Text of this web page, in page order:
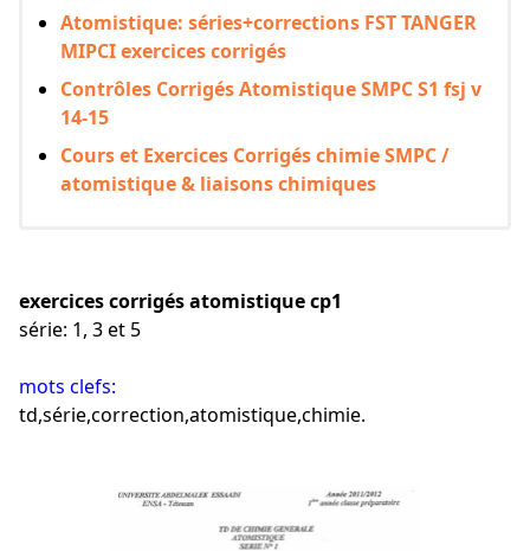
Atomistique: séries+corrections FST TANGER
MIPCI exercices corrigés
Contrôles Corrigés Atomistique SMPC S1 fsj v
14-15
Cours et Exercices Corrigés chimie SMPC /
atomistique & liaisons chimiques
exercices corrigés atomistique cp1
série: 1, 3 et 5
mots clefs:
td,série,correction,atomistique,chimie.